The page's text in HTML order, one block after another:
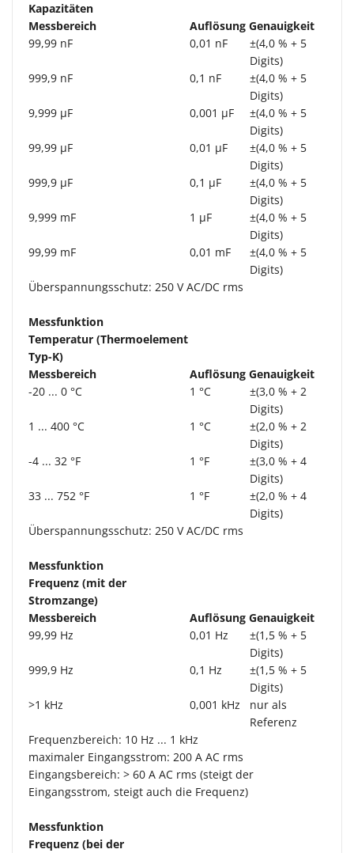
Kapazitäten
Messbereich
Auflösung Genauigkeit
99,99 nF
0,01 nF
±(4,0 % + 5
Digits)
999,9 nF
0,1 nF
±(4,0 % + 5
Digits)
9,999 µF
0,001 µF
±(4,0 % + 5
Digits)
99,99 µF
0,01 µF
±(4,0 % + 5
Digits)
999,9 µF
0,1 µF
±(4,0 % + 5
Digits)
9,999 mF
1 µF
±(4,0 % + 5
Digits)
99,99 mF
0,01 mF
±(4,0 % + 5
Digits)
Überspannungsschutz: 250 V AC/DC rms
Messfunktion
Temperatur (Thermoelement
Typ-K)
Messbereich
Auflösung Genauigkeit
-20 ... 0 °C
1 °C
±(3,0 % + 2
Digits)
1 ... 400 °C
1 °C
±(2,0 % + 2
Digits)
-4 ... 32 °F
1 °F
±(3,0 % + 4
Digits)
33 ... 752 °F
1 °F
±(2,0 % + 4
Digits)
Überspannungsschutz: 250 V AC/DC rms
Messfunktion
Frequenz (mit der
Stromzange)
Messbereich
Auflösung Genauigkeit
99,99 Hz
0,01 Hz
±(1,5 % + 5
Digits)
999,9 Hz
0,1 Hz
±(1,5 % + 5
Digits)
>1 kHz
0,001 kHz
nur als
Referenz
Frequenzbereich: 10 Hz ... 1 kHz
maximaler Eingangsstrom: 200 A AC rms
Eingangsbereich: > 60 A AC rms (steigt der
Eingangsstrom, steigt auch die Frequenz)
Messfunktion
Frequenz (bei der